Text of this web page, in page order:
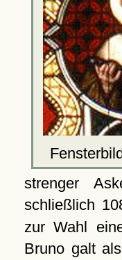
strenger
schließlich
zur Wahl
Bruno galt